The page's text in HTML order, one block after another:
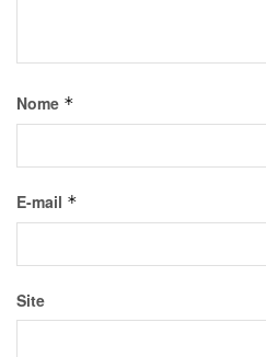
Nome *
E-mail *
Site